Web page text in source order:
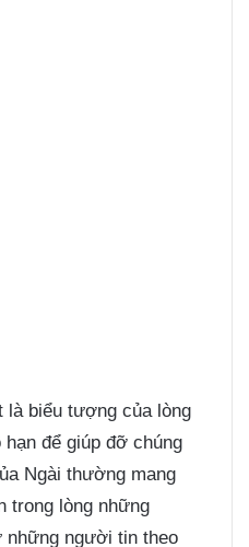
là biểu tượng của lòng
để giúp đỡ chúng
Ngài thường mang
trong lòng những
những người tin theo